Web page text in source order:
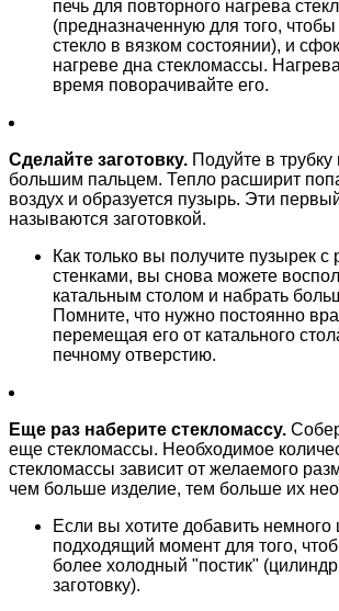
печь для повторного нагрева
(предназначенную для того,
стекло в вязком состоянии), и
нагреве дна стекломассы.
время поворачивайте его.
Сделайте заготовку. Подуйте в трубку
большим пальцем. Тепло расширит
воздух и образуется пузырь. Эти
называются заготовкой.
Как только вы получите пузырек
стенками, вы снова можете
катальным столом и набрать
Помните, что нужно постоянно
перемещая его от катального
печному отверстию.
Еще раз наберите стекломассу.
еще стекломассы. Необходимое
стекломассы зависит от желаемого
чем больше изделие, тем больше их
Если вы хотите добавить немного
подходящий момент для того,
более холодный "постик"
заготовку).